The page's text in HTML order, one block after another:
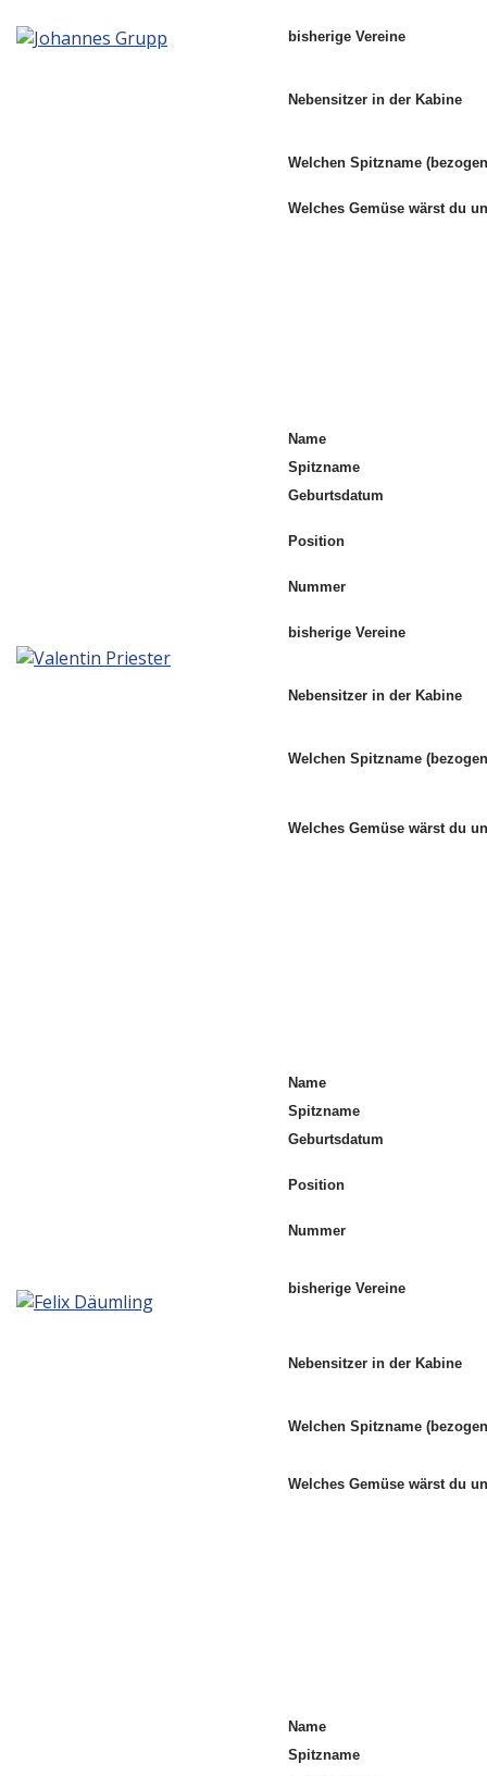
bisherige Vereine
Nebensitzer in der Kabine
Welchen Spitzname
Welches Gemüse wärst du
Name
Spitzname
Geburtsdatum
Position
Nummer
bisherige Vereine
Nebensitzer in der Kabine
Welchen Spitzname
Welches Gemüse wärst du
Name
Spitzname
Geburtsdatum
Position
Nummer
bisherige Vereine
Nebensitzer in der Kabine
Welchen Spitzname
Welches Gemüse wärst du
Name
Spitzname